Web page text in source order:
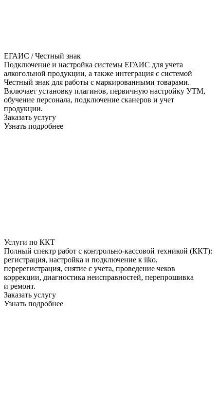
ЕГАИС / Честный знак
Подключение и настройка системы ЕГАИС для учета
алкогольной продукции, а также интеграция с системой
Честный знак для работы с маркированными товарами.
Включает установку плагинов, первичную настройку УТМ,
обучение персонала, подключение сканеров и учет
продукции.
Заказать услугу
Узнать подробнее
Услуги по ККТ
Полный спектр работ с контрольно-кассовой техникой (ККТ):
регистрация, настройка и подключение к iiko,
перерегистрация, снятие с учета, проведение чеков
коррекции, диагностика неисправностей, перепрошивка
и ремонт.
Заказать услугу
Узнать подробнее